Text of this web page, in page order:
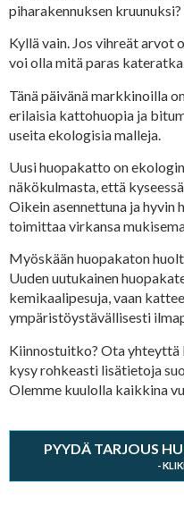
piharakennuksen kruunuksi?
Kyllä vain. Jos vihreät arvot
voi olla mitä paras
Tänä päivänä markkinoilla
erilaisia kattohuopia ja
useita ekologisia malleja.
Uusi huopakatto on
näkökulmasta, että
Oikein asennettuna ja hyvin
toimittaa virkansa
Myöskään huopakaton
Uuden uutukainen
kemikaalipesuja, vaan
ympäristöystävällisesti
Kiinnostuitko? Ota
kysy rohkeasti lisätietoja
Olemme kuulolla kaikkina
PYYDÄ TARJOUS